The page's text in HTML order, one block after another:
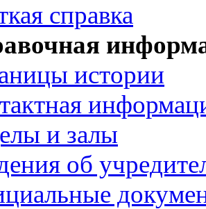
справка
истории
и залы
об